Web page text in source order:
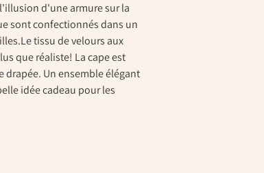
d'une armure sur la
sont confectionnés dans un
tissu de velours aux
que réaliste! La cape est
drapée. Un ensemble élégant
idée cadeau pour les